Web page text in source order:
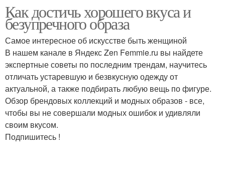
Как достичь хорошего вкуса и
безупречного образа
Самое интересное об искусстве быть женщиной
В нашем канале в Яндекс Zen Femmie.ru вы найдете
экспертные советы по последним трендам, научитесь
отличать устаревшую и безвкусную одежду от
актуальной, а также подбирать любую вещь по фигуре.
Обзор брендовых коллекций и модных образов - все,
чтобы вы не совершали модных ошибок и удивляли
своим вкусом.
Подпишитесь !